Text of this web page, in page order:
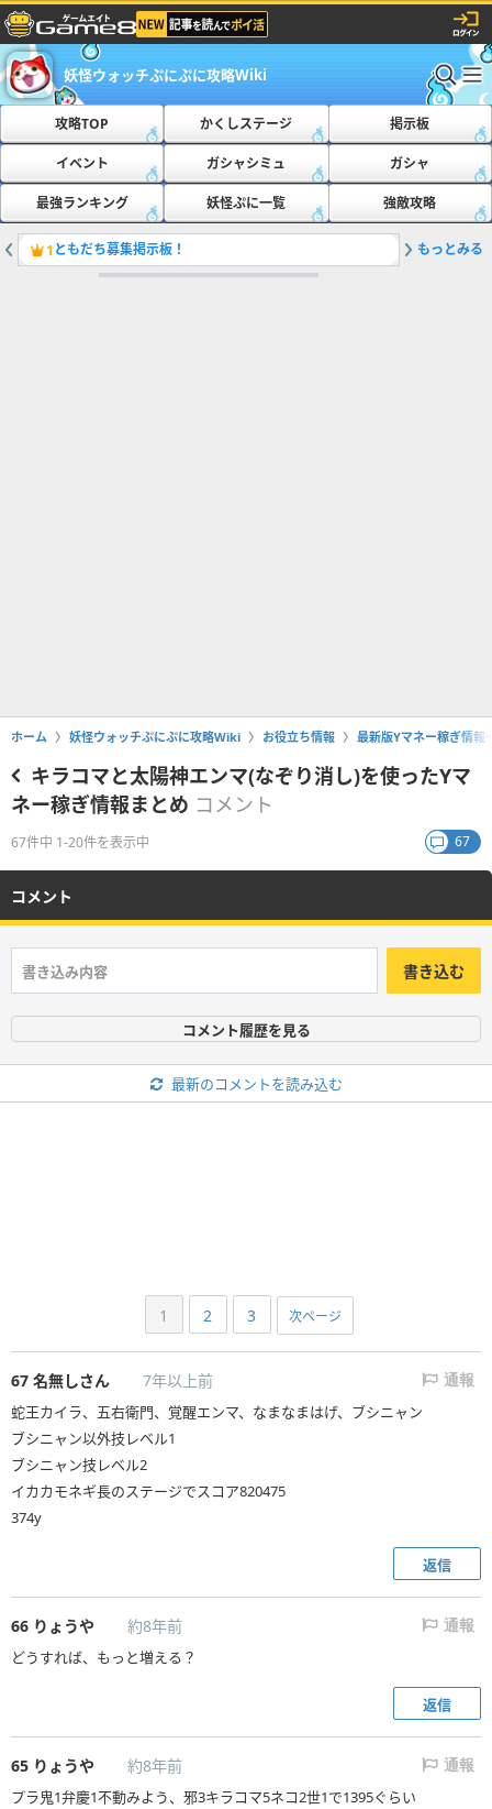
妖怪ウォッチぷにぷに攻略Wiki
攻略TOP かくしステージ 掲示板
イベント ガシャシミュ ガシャ
最強ランキング 妖怪ぷに一覧 強敵攻略
1 ともだち募集掲示板！ 2おたす
もっとみる
ホーム 妖怪ウォッチぷにぷに攻略Wiki お役立ち情報 最新版Yマネー稼ぎ情報
キラコマと太陽神エンマ(なぞり消し)を使ったYマ
ネー稼ぎ情報まとめ コメント
67件中 1-20件を表示中 67
コメント
書き込む
コメント履歴を見る
最新のコメントを読み込む
1 2 3 次ページ
67 名無しさん 7年以上前 通報
蛇王カイラ、五右衛門、覚醒エンマ、なまなまはげ、ブシニャン
ブシニャン以外技レベル1
ブシニャン技レベル2
イカカモネギ長のステージでスコア820475
374y
返信
66 りょうや 約8年前 通報
どうすれば、もっと増える？
返信
65 りょうや 約8年前 通報
プラ鬼1弁慶1不動みよう、邪3キラコマ5ネコ2世1で1395ぐらい